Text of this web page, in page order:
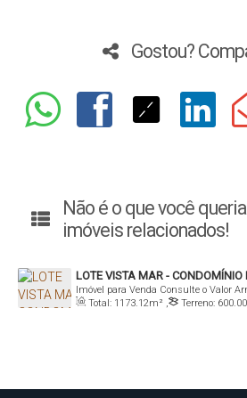
Gostou?
Não é o que você
imóveis relacionados!
LOTE VISTA MAR - CONDOMÍNIO
Consulte o Valor
Imóvel para Venda
Celso Ramos, Santa Catarina, Brasil
Total: 1173.12m² , Terreno: 600.00